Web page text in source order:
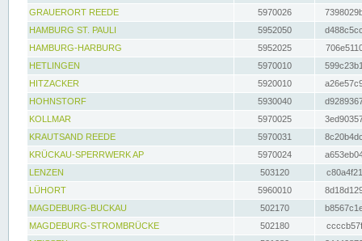
GRAUERORT REEDE
5970026
HAMBURG ST. PAULI
5952050
HAMBURG-HARBURG
5952025
HETLINGEN
5970010
HITZACKER
5920010
HOHNSTORF
5930040
KOLLMAR
5970025
KRAUTSAND REEDE
5970031
KRÜCKAU-SPERRWERK AP
5970024
LENZEN
503120
LÜHORT
5960010
MAGDEBURG-BUCKAU
502170
MAGDEBURG-STROMBRÜCKE
502180